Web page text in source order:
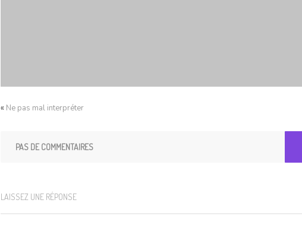
« Ne pas mal interpréter
PAS DE COMMENTAIRES
LAISSEZ UNE RÉPONSE